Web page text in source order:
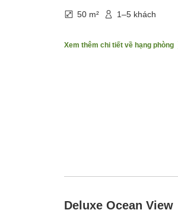
50 m² 1–5 khách
Xem thêm chi tiết về hạng phòng
Deluxe Ocean View